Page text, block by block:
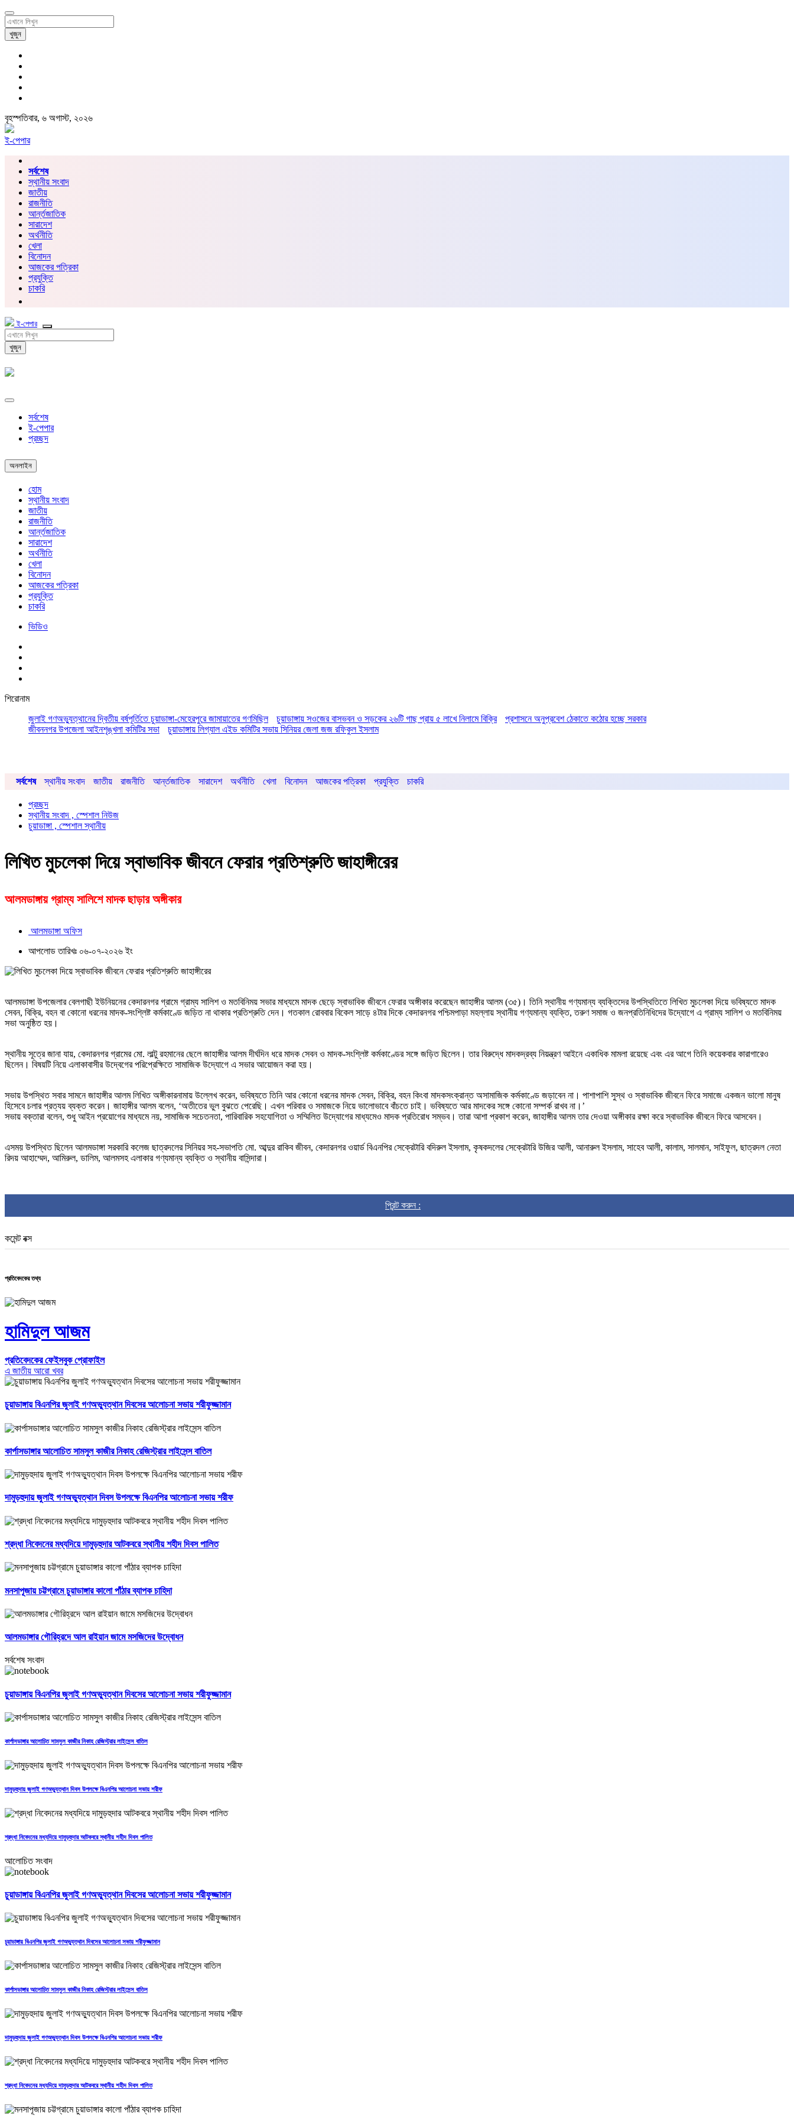
খুজুন
বৃহস্পতিবার, ৬ অগাস্ট, ২০২৬
ই-পেপার
সর্বশেষ
স্থানীয় সংবাদ
জাতীয়
রাজনীতি
আর্ন্তজাতিক
সারাদেশ
অর্থনীতি
খেলা
বিনোদন
আজকের পত্রিকা
প্রযুক্তি
চাকরি
ই-পেপার
খুজুন
সর্বশেষ
ই-পেপার
প্রচ্ছদ
অনলাইন
হোম
স্থানীয় সংবাদ
জাতীয়
রাজনীতি
আর্ন্তজাতিক
সারাদেশ
অর্থনীতি
খেলা
বিনোদন
আজকের পত্রিকা
প্রযুক্তি
চাকরি
ভিডিও
শিরোনাম
জুলাই গণঅভ্যুত্থানের দ্বিতীয় বর্ষপূর্তিতে চুয়াডাঙ্গা-মেহেরপুরে জামায়াতের গণমিছিল
চুয়াডাঙ্গায় সওজের বাসভবন ও সড়কের ২৬টি গাছ প্রায় ৫ লাখে নিলামে বিক্রি
প্রশাসনে অনুপ্রবেশ ঠেকাতে কঠোর হচ্ছে সরকার
জীবননগর উপজেলা আইনশৃঙ্খলা কমিটির সভা
চুয়াডাঙ্গায় লিগ্যাল এইড কমিটির সভায় সিনিয়র জেলা জজ রফিকুল ইসলাম
সর্বশেষ স্থানীয় সংবাদ জাতীয় রাজনীতি আর্ন্তজাতিক সারাদেশ অর্থনীতি খেলা বিনোদন আজকের পত্রিকা প্রযুক্তি চাকরি
প্রচ্ছদ
স্থানীয় সংবাদ , স্পেশাল নিউজ
চুয়াডাঙ্গা , স্পেশাল স্থানীয়
লিখিত মুচলেকা দিয়ে স্বাভাবিক জীবনে ফেরার প্রতিশ্রুতি জাহাঙ্গীরের
আলমডাঙ্গায় গ্রাম্য সালিশে মাদক ছাড়ার অঙ্গীকার
আলমডাঙ্গা অফিস
আপলোড তারিখঃ ০৬-০৭-২০২৬ ইং
আলমডাঙ্গা উপজেলার বেলগাছী ইউনিয়নের কেদারনগর গ্রামে গ্রাম্য সালিশ ও মতবিনিময় সভার মাধ্যমে মাদক ছেড়ে স্বাভাবিক জীবনে ফেরার অঙ্গীকার করেছেন জাহাঙ্গীর আলম (৩৫)। তিনি স্থানীয় গণ্যমান্য ব্যক্তিদের উপস্থিতিতে লিখিত মুচলেকা দিয়ে ভবিষ্যতে মাদক
সেবন, বিক্রি, বহন বা কোনো ধরনের মাদক-সংশ্লিষ্ট কর্মকাণ্ডে জড়িত না থাকার প্রতিশ্রুতি দেন। গতকাল রোববার বিকেল সাড়ে ৪টার দিকে কেদারনগর পশ্চিমপাড়া মহল্লায় স্থানীয় গণ্যমান্য ব্যক্তি, তরুণ সমাজ ও জনপ্রতিনিধিদের উদ্যোগে এ গ্রাম্য সালিশ ও মতবিনিময়
সভা অনুষ্ঠিত হয়।
স্থানীয় সূত্রে জানা যায়, কেদারনগর গ্রামের মো. লাল্টু রহমানের ছেলে জাহাঙ্গীর আলম দীর্ঘদিন ধরে মাদক সেবন ও মাদক-সংশ্লিষ্ট কর্মকাণ্ডের সঙ্গে জড়িত ছিলেন। তার বিরুদ্ধে মাদকদ্রব্য নিয়ন্ত্রণ আইনে একাধিক মামলা রয়েছে এবং এর আগে তিনি কয়েকবার কারাগারেও
ছিলেন। বিষয়টি নিয়ে এলাকাবাসীর উদ্বেগের পরিপ্রেক্ষিতে সামাজিক উদ্যোগে এ সভার আয়োজন করা হয়।
সভায় উপস্থিত সবার সামনে জাহাঙ্গীর আলম লিখিত অঙ্গীকারনামায় উল্লেখ করেন, ভবিষ্যতে তিনি আর কোনো ধরনের মাদক সেবন, বিক্রি, বহন কিংবা মাদকসংক্রান্ত অসামাজিক কর্মকাণ্ডে জড়াবেন না। পাশাপাশি সুস্থ ও স্বাভাবিক জীবনে ফিরে সমাজে একজন ভালো মানুষ
হিসেবে চলার প্রত্যয় ব্যক্ত করেন। জাহাঙ্গীর আলম বলেন, ‘অতীতের ভুল বুঝতে পেরেছি। এখন পরিবার ও সমাজকে নিয়ে ভালোভাবে বাঁচতে চাই। ভবিষ্যতে আর মাদকের সঙ্গে কোনো সম্পর্ক রাখব না।’
সভায় বক্তারা বলেন, শুধু আইন প্রয়োগের মাধ্যমে নয়, সামাজিক সচেতনতা, পারিবারিক সহযোগিতা ও সম্মিলিত উদ্যোগের মাধ্যমেও মাদক প্রতিরোধ সম্ভব। তারা আশা প্রকাশ করেন, জাহাঙ্গীর আলম তার দেওয়া অঙ্গীকার রক্ষা করে স্বাভাবিক জীবনে ফিরে আসবেন।
এসময় উপস্থিত ছিলেন আলমডাঙ্গা সরকারি কলেজ ছাত্রদলের সিনিয়র সহ-সভাপতি মো. আব্দুর রাকিব জীবন, কেদারনগর ওয়ার্ড বিএনপির সেক্রেটারি বদিরুল ইসলাম, কৃষকদলের সেক্রেটারি উজির আলী, আনারুল ইসলাম, সাহেব আলী, কালাম, সালমান, সাইফুল, ছাত্রদল নেতা
রিদয় আহাম্মেদ, আমিরুল, ডালিম, আলমসহ এলাকার গণ্যমান্য ব্যক্তি ও স্থানীয় বাসিন্দারা।
প্রিন্ট করুন :
কমেন্ট বক্স
প্রতিবেদকের তথ্য
হামিদুল আজম
প্রতিবেদকের ফেইসবুক প্রোফাইল
এ জাতীয় আরো খবর
চুয়াডাঙ্গায় বিএনপির জুলাই গণঅভ্যুত্থান দিবসের আলোচনা সভায় শরীফুজ্জামান
কার্পাসডাঙ্গার আলোচিত সামসুল কাজীর নিকাহ রেজিস্ট্রার লাইসেন্স বাতিল
দামুড়হুদায় জুলাই গণঅভ্যুত্থান দিবস উপলক্ষে বিএনপির আলোচনা সভায় শরীফ
শ্রদ্ধা নিবেদনের মধ্যদিয়ে দামুড়হুদার আটকবরে স্থানীয় শহীদ দিবস পালিত
মনসাপূজায় চট্টগ্রামে চুয়াডাঙ্গার কালো পাঁঠার ব্যাপক চাহিদা
আলমডাঙ্গার গৌরিহ্রদে আল রাইয়ান জামে মসজিদের উদ্বোধন
সর্বশেষ সংবাদ
চুয়াডাঙ্গায় বিএনপির জুলাই গণঅভ্যুত্থান দিবসের আলোচনা সভায় শরীফুজ্জামান
কার্পাসডাঙ্গার আলোচিত সামসুল কাজীর নিকাহ রেজিস্ট্রার লাইসেন্স বাতিল
দামুড়হুদায় জুলাই গণঅভ্যুত্থান দিবস উপলক্ষে বিএনপির আলোচনা সভায় শরীফ
শ্রদ্ধা নিবেদনের মধ্যদিয়ে দামুড়হুদার আটকবরে স্থানীয় শহীদ দিবস পালিত
আলোচিত সংবাদ
চুয়াডাঙ্গায় বিএনপির জুলাই গণঅভ্যুত্থান দিবসের আলোচনা সভায় শরীফুজ্জামান
চুয়াডাঙ্গায় বিএনপির জুলাই গণঅভ্যুত্থান দিবসের আলোচনা সভায় শরীফুজ্জামান
কার্পাসডাঙ্গার আলোচিত সামসুল কাজীর নিকাহ রেজিস্ট্রার লাইসেন্স বাতিল
দামুড়হুদায় জুলাই গণঅভ্যুত্থান দিবস উপলক্ষে বিএনপির আলোচনা সভায় শরীফ
শ্রদ্ধা নিবেদনের মধ্যদিয়ে দামুড়হুদার আটকবরে স্থানীয় শহীদ দিবস পালিত